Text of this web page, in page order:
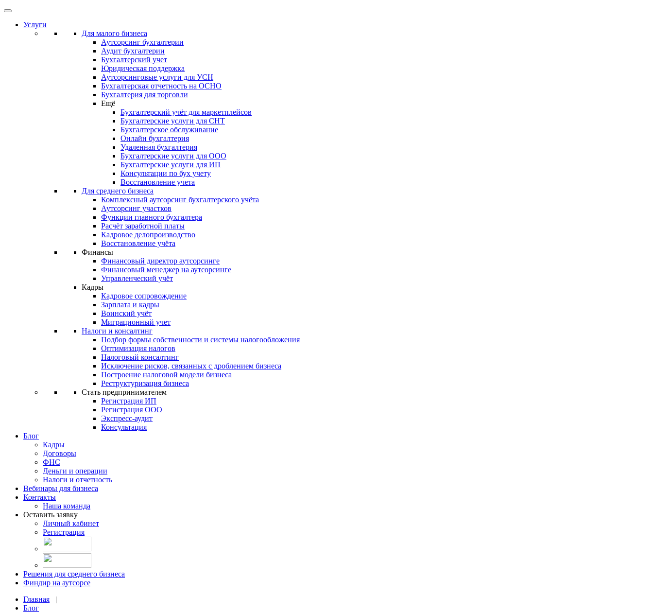
Услуги
Для малого бизнеса
Аутсорсинг бухгалтерии
Аудит бухгалтерии
Бухгалтерский учет
Юридическая поддержка
Аутсорсинговые услуги для УСН
Бухгалтерская отчетность на ОСНО
Бухгалтерия для торговли
Ещё
Бухгалтерский учёт для маркетплейсов
Бухгалтерские услуги для СНТ
Бухгалтерское обслуживание
Онлайн бухгалтерия
Удаленная бухгалтерия
Бухгалтерские услуги для ООО
Бухгалтерские услуги для ИП
Консультации по бух учету
Восстановление учета
Для среднего бизнеса
Комплексный аутсорсинг бухгалтерского учёта
Аутсорсинг участков
Функции главного бухгалтера
Расчёт заработной платы
Кадровое делопроизводство
Восстановление учёта
Финансы
Финансовый директор аутсорсинге
Финансовый менеджер на аутсорсинге
Управленческий учёт
Кадры
Кадровое сопровождение
Зарплата и кадры
Воинский учёт
Миграционный учет
Налоги и консалтинг
Подбор формы собственности и системы налогообложения
Оптимизация налогов
Налоговый консалтинг
Исключение рисков, связанных с дроблением бизнеса
Построение налоговой модели бизнеса
Реструктуризация бизнеса
Стать предпринимателем
Регистрация ИП
Регистрация ООО
Экспресс-аудит
Консультация
Блог
Кадры
Договоры
ФНС
Деньги и операции
Налоги и отчетность
Вебинары для бизнеса
Контакты
Наша команда
Оставить заявку
Личный кабинет
Регистрация
Решения для среднего бизнеса
Финдир на аутсорсе
Главная |
Блог